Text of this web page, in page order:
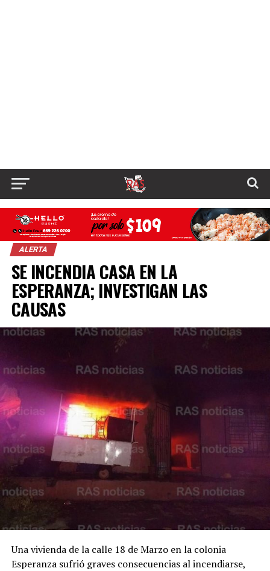
ALERTA
SE INCENDIA CASA EN LA
ESPERANZA; INVESTIGAN LAS
CAUSAS
Una vivienda de la calle 18 de Marzo en la colonia
Esperanza sufrió graves consecuencias al incendiarse,